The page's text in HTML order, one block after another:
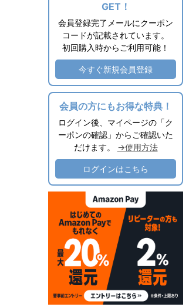
GET！
会員登録完了メールにクーポン
コードが記載されています。
初回購入時からご利用可能！
今すぐ新規会員登録
会員の方にもお得な特典！
ログイン後、マイページの「ク
ーポンの確認」からご確認いた
だけます。 →使用方法
ログインはこちら